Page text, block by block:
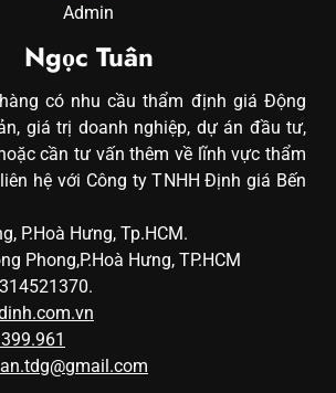
Admin
Ngọc Tuân
có nhu cầu thẩm định giá Động
giá trị doanh nghiệp, dự án đầu tư,
cần tư vấn thêm về lĩnh vực thẩm
hệ với Công ty TNHH Định giá Bến
P.Hoà Hưng, Tp.HCM.
Phong,P.Hoà Hưng, TP.HCM